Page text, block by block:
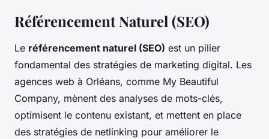
Référencement Naturel (SEO)
Le référencement naturel (SEO) est un pilier
fondamental des stratégies de marketing digital. Les
agences web à Orléans, comme My Beautiful
Company, mènent des analyses de mots-clés,
optimisent le contenu existant, et mettent en place
des stratégies de netlinking pour améliorer le